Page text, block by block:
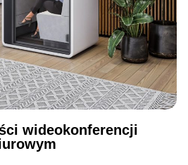
wideokonferencji